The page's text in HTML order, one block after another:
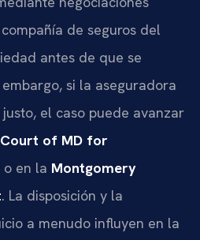
de seguros del
antes de que se
si la aseguradora
el caso puede avanzar
of MD for
o en la Montgomery
. La disposición y la
a menudo influyen en la